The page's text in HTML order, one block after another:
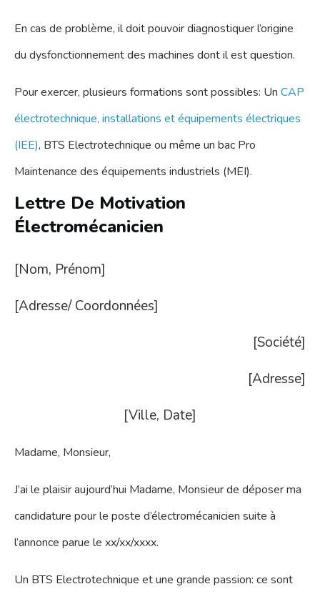
En cas de problème, il doit pouvoir diagnostiquer l’origine
du dysfonctionnement des machines dont il est question.
Pour exercer, plusieurs formations sont possibles: Un CAP
électrotechnique, installations et équipements électriques
(IEE), BTS Electrotechnique ou même un bac Pro
Maintenance des équipements industriels (MEI).
Lettre De Motivation
Électromécanicien
[Nom, Prénom]
[Adresse/ Coordonnées]
[Société]
[Adresse]
[Ville, Date]
Madame, Monsieur,
J’ai le plaisir aujourd’hui Madame, Monsieur de déposer ma
candidature pour le poste d’électromécanicien suite à
l’annonce parue le xx/xx/xxxx.
Un BTS Electrotechnique et une grande passion: ce sont